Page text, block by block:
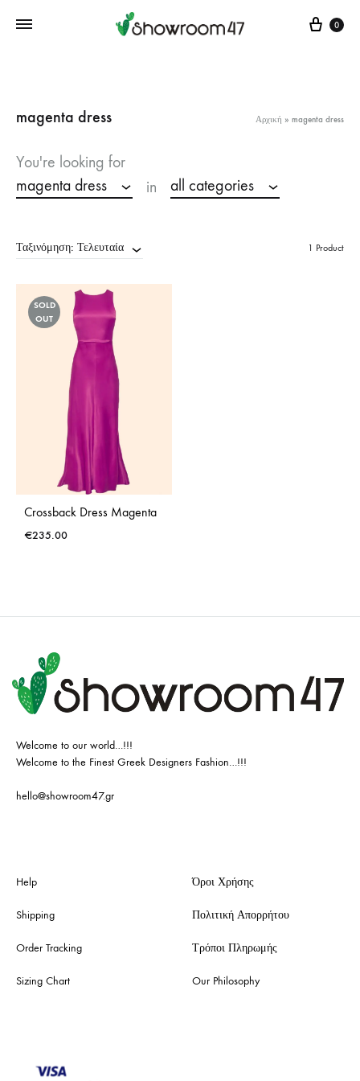
Cart
0
magenta dress Αρχική » magenta dress
You're looking for
magenta dress
in all categories
Ταξινόμηση: Τελευταία 1 Product
SOLD
OUT
Crossback Dress Magenta
€235.00
Welcome to our world…!!!
Welcome to the Finest Greek Designers Fashion…!!!
hello@showroom47.gr
Help
Shipping
Order Tracking
Sizing Chart
Όροι Χρήσης
Πολιτική Απορρήτου
Τρόποι Πληρωμής
Our Philosophy